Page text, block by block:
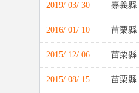
2019/ 03/ 30 嘉義縣
2016/ 01/ 10 苗栗縣
2015/ 12/ 06 苗栗縣
2015/ 08/ 15 苗栗縣